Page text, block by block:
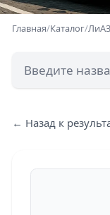
Главная/Каталог/ЛиАЗ
← Назад к